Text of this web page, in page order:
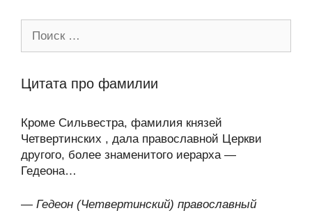
Цитата про фамилии
Кроме Сильвестра, фамилия князей
Четвертинских , дала православной Церкви
другого, более знаменитого иерарха —
Гедеона…
— Гедеон (Четвертинский) православный